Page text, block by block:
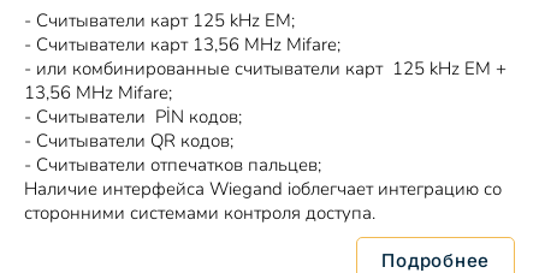
- Считыватели карт 125 kHz EM;
- Считыватели карт 13,56 MHz Mifare;
- или комбинированные считыватели карт 125 kHz EM +
13,56 MHz Mifare;
- Считыватели PİN кодов;
- Считыватели QR кодов;
- Считыватели отпечатков пальцев;
Наличие интерфейса Wiegand iоблегчает интеграцию со
сторонними системами контроля доступа.
Подробнее